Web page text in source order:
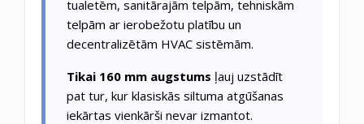
tualetēm, sanitārajām telpām, tehniskām
telpām ar ierobežotu platību un
decentralizētām HVAC sistēmām.
Tikai 160 mm augstums ļauj uzstādīt
pat tur, kur klasiskās siltuma atgūšanas
iekārtas vienkārši nevar izmantot.